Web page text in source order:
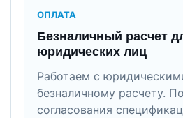
ОПЛАТА
Безналичный расчет
юридических лиц
Работаем с
безналичному расчету.
согласования